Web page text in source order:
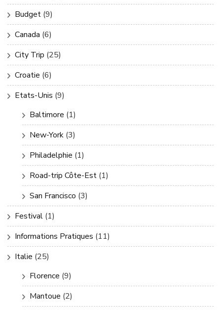
Budget (9)
Canada (6)
City Trip (25)
Croatie (6)
Etats-Unis (9)
Baltimore (1)
New-York (3)
Philadelphie (1)
Road-trip Côte-Est (1)
San Francisco (3)
Festival (1)
Informations Pratiques (11)
Italie (25)
Florence (9)
Mantoue (2)